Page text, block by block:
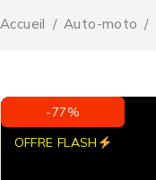
Accueil / Auto-moto /
-77%
OFFRE FLASH